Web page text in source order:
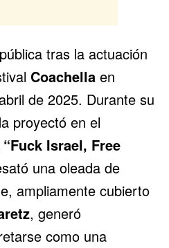
tras la actuación
Coachella en
de 2025. Durante su
proyectó en el
“Fuck Israel, Free
una oleada de
ampliamente cubierto
, generó
como una